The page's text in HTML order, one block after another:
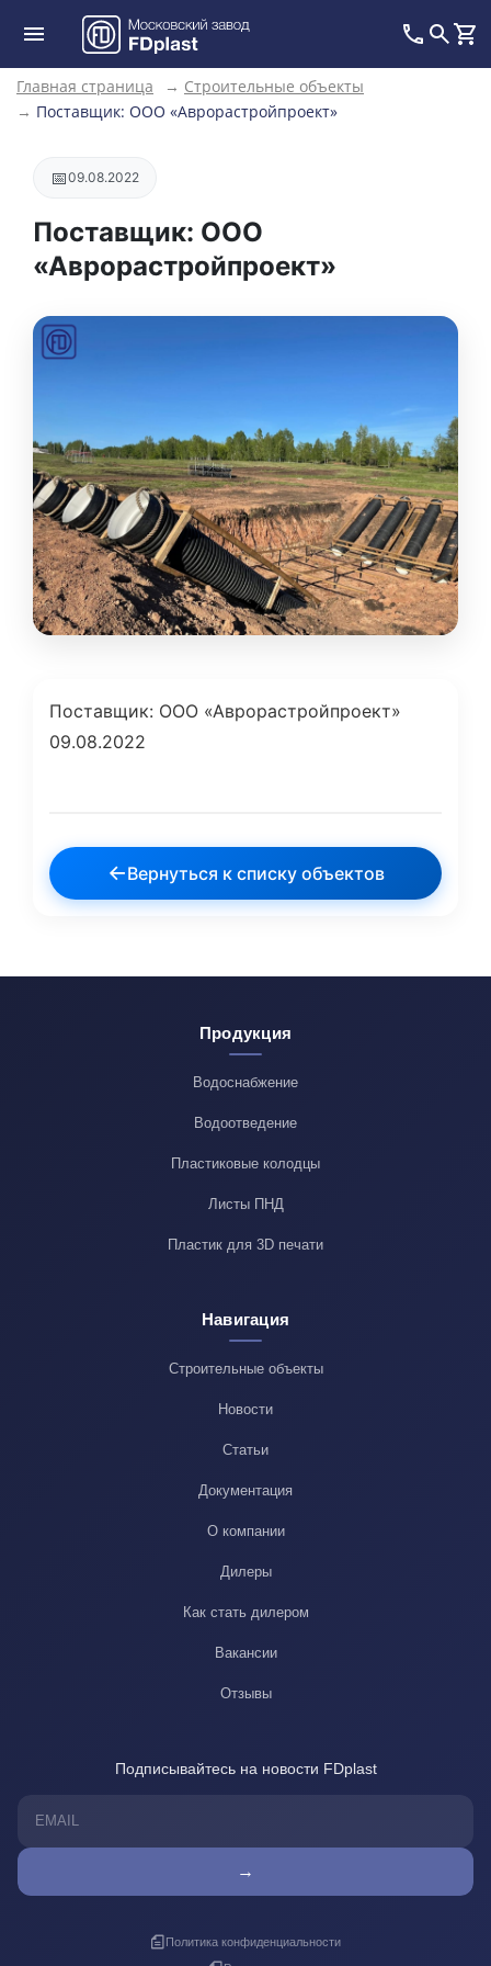
Главная страница → Строительные объекты
→ Поставщик: ООО «Аврорастройпроект»
📅09.08.2022
Поставщик: ООО
«Аврорастройпроект»
Поставщик: ООО «Аврорастройпроект»
09.08.2022
←Вернуться к списку объектов
Продукция
Водоснабжение
Водоотведение
Пластиковые колодцы
Листы ПНД
Пластик для 3D печати
Навигация
Строительные объекты
Новости
Статьи
Документация
О компании
Дилеры
Как стать дилером
Вакансии
Отзывы
Подписывайтесь на новости FDplast
→
Политика конфиденциальности